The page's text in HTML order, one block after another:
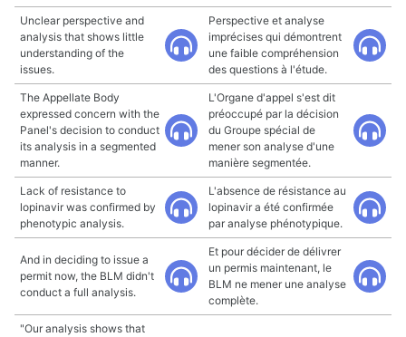
Unclear perspective and
analysis that shows little
understanding of the
issues.
Perspective et analyse
imprécises qui démontrent
une faible compréhension
des questions à l'étude.
The Appellate Body
expressed concern with the
Panel's decision to conduct
its analysis in a segmented
manner.
L'Organe d'appel s'est dit
préoccupé par la décision
du Groupe spécial de
mener son analyse d'une
manière segmentée.
Lack of resistance to
lopinavir was confirmed by
phenotypic analysis.
L'absence de résistance au
lopinavir a été confirmée
par analyse phénotypique.
And in deciding to issue a
permit now, the BLM didn't
conduct a full analysis.
Et pour décider de délivrer
un permis maintenant, le
BLM ne mener une analyse
complète.
"Our analysis shows that